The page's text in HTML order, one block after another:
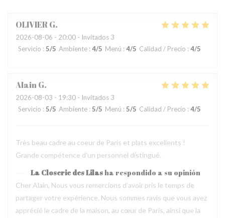
OLIVIERG
2026-08-06 - 20:00 - Invitados 3
Servicio : 5/5 Ambiente : 4/5 Menú : 4/5 Calidad / Precio : 4/5
AlainG
2026-08-03 - 19:30 - Invitados 3
Servicio : 5/5 Ambiente : 5/5 Menú : 5/5 Calidad / Precio : 4/5
Très beau cadre au coeur de Paris et plats excellents !
Grande compétence d'un personnel distingué.
La Closerie des Lilasha respondido a su opinión
Cher Alain, Nous vous remercions d’avoir pris le temps de
partager votre expérience. Nous sommes ravis que vous ayez
apprécié le cadre de la maison, au cœur de Paris, ainsi que la